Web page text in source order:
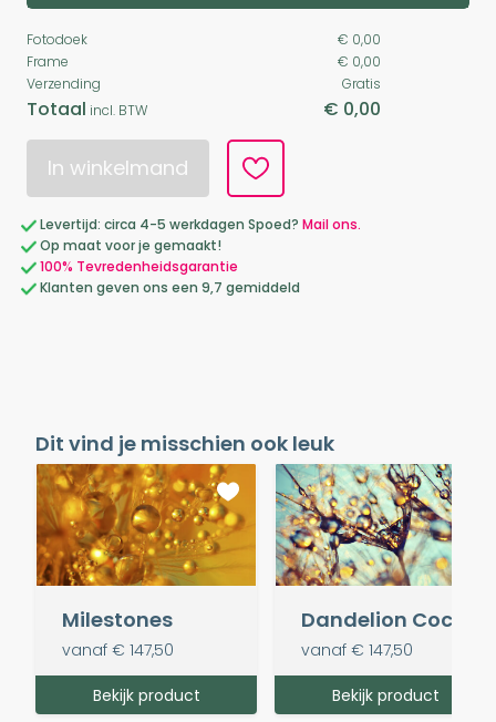
Fotodoek
€ 0,00
Frame
€ 0,00
Verzending
Gratis
Totaal incl. BTW € 0,00
In winkelmand
Levertijd: circa 4-5 werkdagen Spoed? Mail ons.
Op maat voor je gemaakt!
100% Tevredenheidsgarantie
Klanten geven ons een 9,7 gemiddeld
Dit vind je misschien ook leuk
Milestones
vanaf € 147,50
Bekijk product
vanaf € 147,50
Bekijk product